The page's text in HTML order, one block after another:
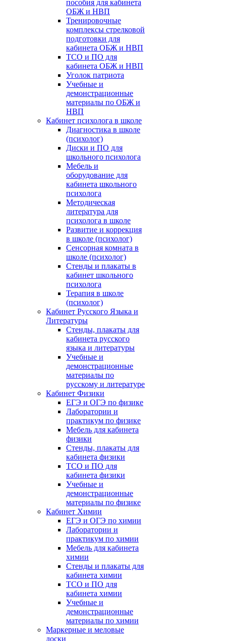
пособия для кабинета
ОБЖ и НВП
Тренировочные
комплексы стрелковой
подготовки для
кабинета ОБЖ и НВП
ТСО и ПО для
кабинета ОБЖ и НВП
Уголок патриота
Учебные и
демонстрационные
материалы по ОБЖ и
НВП
Кабинет психолога в школе
Диагностика в школе
(психолог)
Диски и ПО для
школьного психолога
Мебель и
оборудование для
кабинета школьного
психолога
Методическая
литература для
психолога в школе
Развитие и коррекция
в школе (психолог)
Сенсорная комната в
школе (психолог)
Стенды и плакаты в
кабинет школьного
психолога
Терапия в школе
(психолог)
Кабинет Русского Языка и
Литературы
Стенды, плакаты для
кабинета русского
языка и литературы
Учебные и
демонстрационные
материалы по
русскому и литературе
Кабинет Физики
ЕГЭ и ОГЭ по физике
Лаборатории и
практикум по физике
Мебель для кабинета
физики
Стенды, плакаты для
кабинета физики
ТСО и ПО для
кабинета физики
Учебные и
демонстрационные
материалы по физике
Кабинет Химии
ЕГЭ и ОГЭ по химии
Лаборатории и
практикум по химии
Мебель для кабинета
химии
Стенды и плакаты для
кабинета химии
ТСО и ПО для
кабинета химии
Учебные и
демонстрационные
материалы по химии
Маркерные и меловые
доски